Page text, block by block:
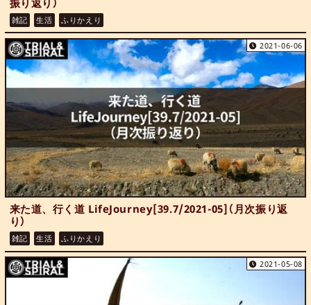
雑記 生活 ふりかえり
2021-06-06
来た道、行く道 LifeJourney[39.7/2021-05]（月次振り返
り）
雑記 生活 ふりかえり
2021-05-08